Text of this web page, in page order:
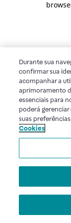
Durante sua
confirmar sua
acompanhar a
aprimoramento
essenciais para
poderá
suas
Cookies